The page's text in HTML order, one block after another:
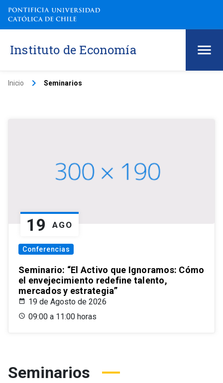
Instituto de Economía
Inicio keyboard_arrow_right Seminarios
19 AGO
Conferencias
Seminario: “El Activo que Ignoramos: Cómo
el envejecimiento redefine talento,
mercados y estrategia”
19 de Agosto de 2026
09:00 a 11:00 horas
Seminarios